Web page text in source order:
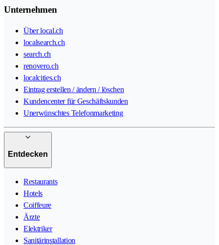
Unternehmen
Über local.ch
localsearch.ch
search.ch
renovero.ch
localcities.ch
Eintrag erstellen / ändern / löschen
Kundencenter für Geschäftskunden
Unerwünschtes Telefonmarketing
Entdecken
Restaurants
Hotels
Coiffeure
Ärzte
Elektriker
Sanitärinstallation